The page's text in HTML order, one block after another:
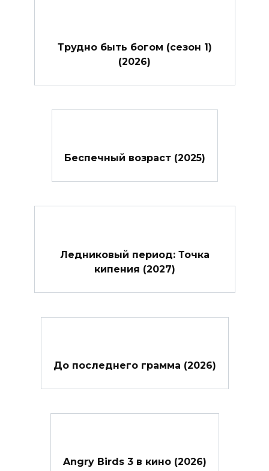
Трудно быть богом (сезон 1)
(2026)
Беспечный возраст (2025)
Ледниковый период: Точка
кипения (2027)
До последнего грамма (2026)
Angry Birds 3 в кино (2026)